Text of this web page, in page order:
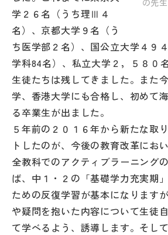
学校からのお知らせ
学校HP最新情報
特集
NettyLandかわら版
その他
お問い合わせ
の先
学２６名（うち理Ⅲ４
名）、京都大学９名（う
ち医学部２名）、国公立大学４９
学科84名）、私立大学２，５８０
生徒たちは残してきました。また
学、香港大学にも合格し、初めて
る卒業生が出ました。
５年前の２０１６年から新たな取
トしたのが、今後の教育改革にお
全教科でのアクティブラーニング
ば、中１・２の「基礎学力充実期
ための反復学習が基本になります
や疑問を抱いた内容について生徒
て学べるよう、誘導します。そし